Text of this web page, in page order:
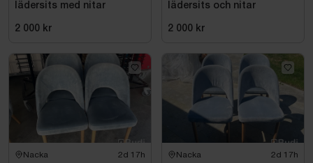
lädersits med nitar
2 000 kr
lädersits och nitar
2 000 kr
Nacka 2d 17h Nacka 2d 17h